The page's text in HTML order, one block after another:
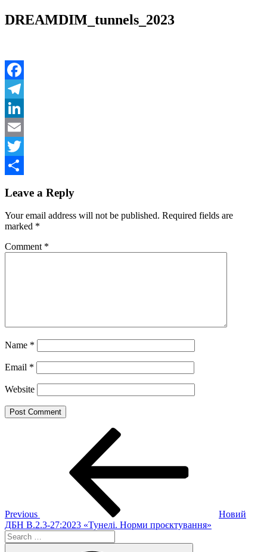
DREAMDIM_tunnels_2023
Facebook
Telegram
LinkedIn
Email
Twitter
Leave a Reply
Your email address will not be published. Required fields are
marked *
Comment *
Name *
Email *
Website
Previous
Новий
ДБН В.2.3-27:2023 «Тунелі. Норми проєктування»
Search
for: